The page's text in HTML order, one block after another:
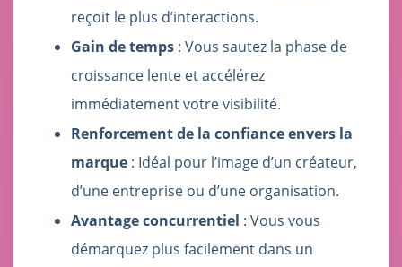
reçoit le plus d’interactions.
Gain de temps : Vous sautez la phase de
croissance lente et accélérez
immédiatement votre visibilité.
Renforcement de la confiance envers la
marque : Idéal pour l’image d’un créateur,
d’une entreprise ou d’une organisation.
Avantage concurrentiel : Vous vous
démarquez plus facilement dans un